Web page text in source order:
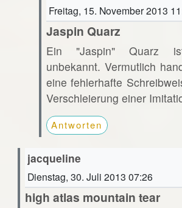
Freitag, 15. November 2013
Jaspin Quarz
Ein "Jaspin" Quarz
unbekannt. Vermutlich
eine fehlerhafte
Verschleierung einer
Antworten
jacqueline
Dienstag, 30. Juli 2013 07:26
high atlas mountain tear